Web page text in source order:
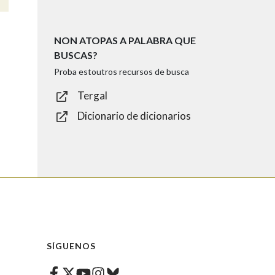
NON ATOPAS A PALABRA QUE
BUSCAS?
Proba estoutros recursos de busca
Tergal
Dicionario de dicionarios
SÍGUENOS
Facebook
Twitter
Youtube
Instagram
Bluesky